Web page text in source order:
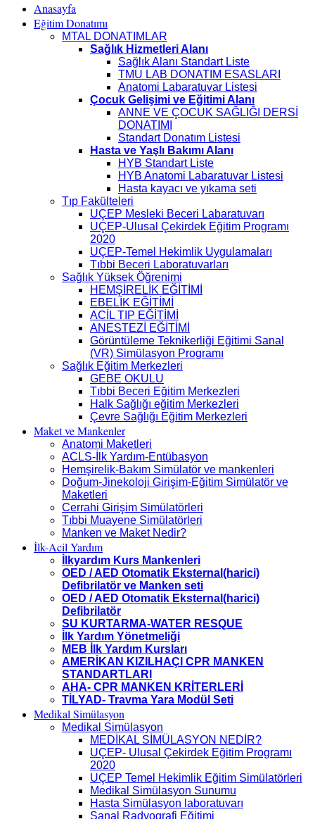
Anasayfa
Eğitim Donatımı
MTAL DONATIMLAR
Sağlık Hizmetleri Alanı
Sağlık Alanı Standart Liste
TMU LAB DONATIM ESASLARI
Anatomi Labaratuvar Listesi
Çocuk Gelişimi ve Eğitimi Alanı
ANNE VE ÇOCUK SAĞLIĞI DERSİ
DONATIMI
Standart Donatım Listesi
Hasta ve Yaşlı Bakımı Alanı
HYB Standart Liste
HYB Anatomi Labaratuvar Listesi
Hasta kayacı ve yıkama seti
Tıp Fakülteleri
UÇEP Mesleki Beceri Labaratuvarı
UÇEP-Ulusal Çekirdek Eğitim Programı
2020
UÇEP-Temel Hekimlik Uygulamaları
Tıbbi Beceri Laboratuvarları
Sağlık Yüksek Öğrenimi
HEMŞİRELİK EĞİTİMİ
EBELİK EĞİTİMİ
ACİL TIP EĞİTİMİ
ANESTEZİ EĞİTİMİ
Görüntüleme Teknikerliği Eğitimi Sanal
(VR) Simülasyon Programı
Sağlık Eğitim Merkezleri
GEBE OKULU
Tıbbi Beceri Eğitim Merkezleri
Halk Sağlığı eğitim Merkezleri
Çevre Sağlığı Eğitim Merkezleri
Maket ve Mankenler
Anatomi Maketleri
ACLS-İlk Yardım-Entübasyon
Hemşirelik-Bakım Simülatör ve mankenleri
Doğum-Jinekoloji Girişim-Eğitim Simülatör ve
Maketleri
Cerrahi Girişim Simülatörleri
Tıbbi Muayene Simülatörleri
Manken ve Maket Nedir?
İlk-Acil Yardım
İlkyardım Kurs Mankenleri
OED / AED Otomatik Eksternal(harici)
Defibrilatör ve Manken seti
OED / AED Otomatik Eksternal(harici)
Defibrilatör
SU KURTARMA-WATER RESQUE
İlk Yardım Yönetmeliği
MEB İlk Yardım Kursları
AMERİKAN KIZILHAÇI CPR MANKEN
STANDARTLARI
AHA- CPR MANKEN KRİTERLERİ
TİLYAD- Travma Yara Modül Seti
Medikal Simülasyon
Medikal Simülasyon
MEDİKAL SİMÜLASYON NEDİR?
UÇEP- Ulusal Çekirdek Eğitim Programı
2020
UÇEP Temel Hekimlik Eğitim Simülatörleri
Medikal Simülasyon Sunumu
Hasta Simülasyon laboratuvarı
Sanal Radyografi Eğitimi